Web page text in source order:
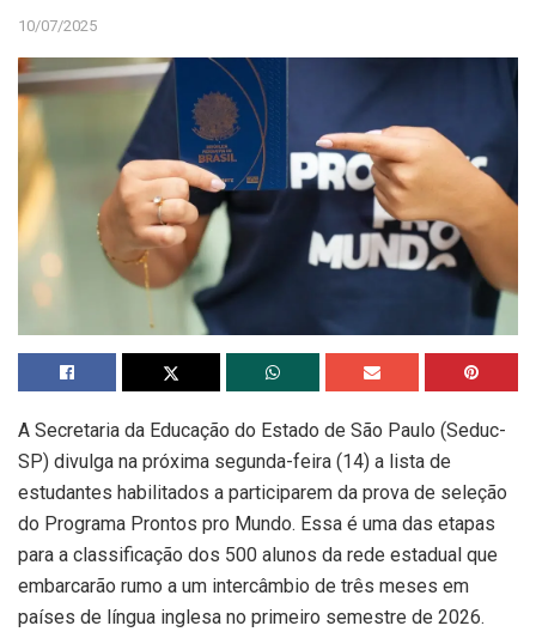
10/07/2025
A Secretaria da Educação do Estado de São Paulo (Seduc-
SP) divulga na próxima segunda-feira (14) a lista de
estudantes habilitados a participarem da prova de seleção
do Programa Prontos pro Mundo. Essa é uma das etapas
para a classificação dos 500 alunos da rede estadual que
embarcarão rumo a um intercâmbio de três meses em
países de língua inglesa no primeiro semestre de 2026.